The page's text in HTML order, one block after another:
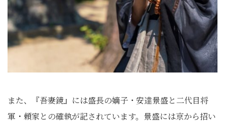
また、『吾妻鏡』には盛長の嫡子・安達景盛と二代目将
軍・頼家との確執が記されています。景盛には京から招い